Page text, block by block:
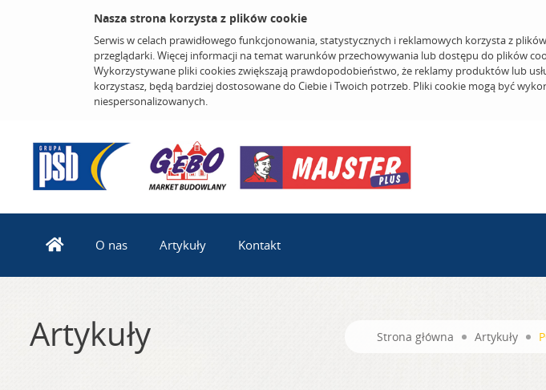
Nasza strona korzysta z plików cookie
Serwis w celach prawidłowego funkcjonowania, statystycznych i reklamowych korzysta z
przeglądarki. Więcej informacji na temat warunków przechowywania lub dostępu do plików
Wykorzystywane pliki cookies zwiększają prawdopodobieństwo, że reklamy produktów lub
korzystasz, będą bardziej dostosowane do Ciebie i Twoich potrzeb. Pliki cookie mogą być
niespersonalizowanych.
O nas Artykuły Kontakt
Artykuły Strona główna Artykuły